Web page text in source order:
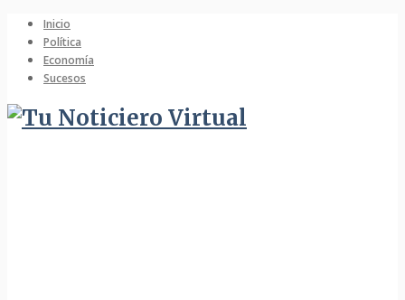
Inicio
Política
Economía
Sucesos